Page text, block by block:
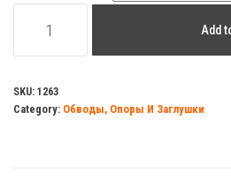
одинарная
16
quantity
Add
SKU: 1263
Category: Обводы, Опоры И Заглушки